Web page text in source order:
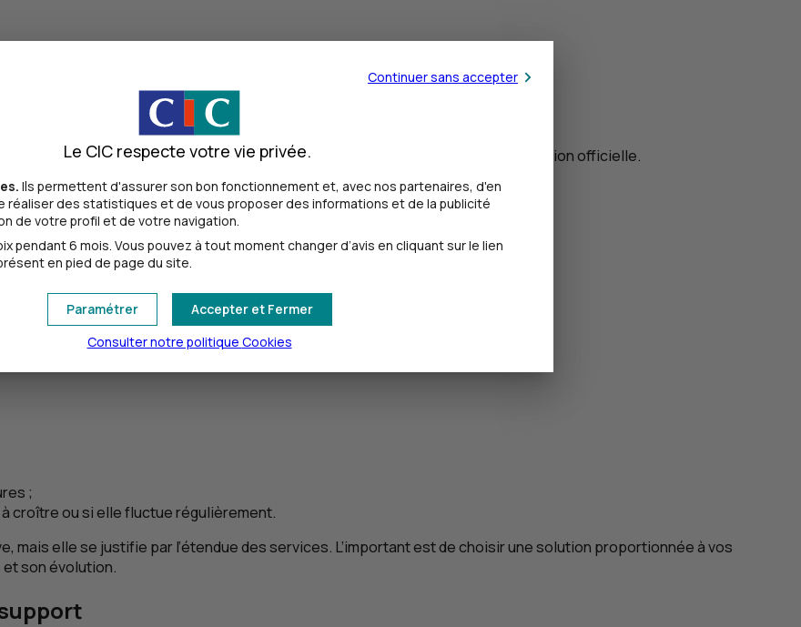
identités clients) ;
fiable et reconnu.
, apportent cette sécurité supplémentaire en s’appuyant sur une homologation officielle.
Privilégiez :
;
envoi, relances) ;
ERP, comptabilité).
factures, pas de complexifier vos processus internes.
;
croître ou si elle fluctue régulièrement.
elle se justifie par l’étendue des services. L’important est de choisir une solution proportionnée à vos
son évolution.
Continuer sans accepter
Le CIC respecte votre vie privée.
Ils permettent d'assurer son bon fonctionnement et, avec nos partenaires, d'en
réaliser des statistiques et de vous proposer des informations et de la publicité
de votre profil et de votre navigation.
pendant 6 mois. Vous pouvez à tout moment changer d’avis en cliquant sur le lien
en pied de page du site.
Accepter et Fermer
Paramétrer
Consulter notre politique Cookies